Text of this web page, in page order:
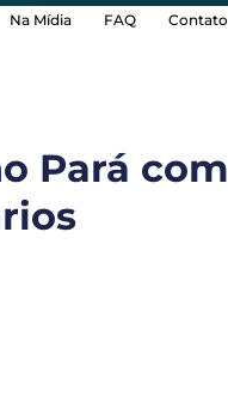
Na Mídia FAQ Contato
Pará com